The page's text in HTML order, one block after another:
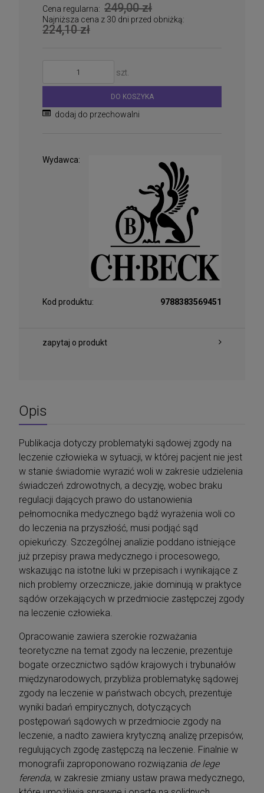
Cena regularna: 249,00 zł
Najniższa cena z 30 dni przed obniżką:
224,10 zł
szt.
DO KOSZYKA
dodaj do przechowalni
Wydawca:
Kod produktu: 9788383569451
zapytaj o produkt
Opis
Publikacja dotyczy problematyki sądowej zgody na
leczenie człowieka w sytuacji, w której pacjent nie jest
w stanie świadomie wyrazić woli w zakresie udzielenia
świadczeń zdrowotnych, a decyzję, wobec braku
regulacji dających prawo do ustanowienia
pełnomocnika medycznego bądź wyrażenia woli co
do leczenia na przyszłość, musi podjąć sąd
opiekuńczy. Szczególnej analizie poddano istniejące
już przepisy prawa medycznego i procesowego,
wskazując na istotne luki w przepisach i wynikające z
nich problemy orzecznicze, jakie dominują w praktyce
sądów orzekających w przedmiocie zastępczej zgody
na leczenie człowieka.
Opracowanie zawiera szerokie rozważania
teoretyczne na temat zgody na leczenie, prezentuje
bogate orzecznictwo sądów krajowych i trybunałów
międzynarodowych, przybliża problematykę sądowej
zgody na leczenie w państwach obcych, prezentuje
wyniki badań empirycznych, dotyczących
postępowań sądowych w przedmiocie zgody na
leczenie, a nadto zawiera krytyczną analizę przepisów,
regulujących zgodę zastępczą na leczenie. Finalnie w
monografii zaproponowano rozwiązania de lege
ferenda, w zakresie zmiany ustaw prawa medycznego,